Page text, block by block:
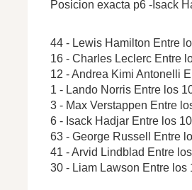
Posicion exacta p6 -Isack
44 - Lewis Hamilton Entre
16 - Charles Leclerc Entre
12 - Andrea Kimi Antonelli
1 - Lando Norris Entre los
3 - Max Verstappen Entre
6 - Isack Hadjar Entre los
63 - George Russell Entre
41 - Arvid Lindblad Entre
30 - Liam Lawson Entre los